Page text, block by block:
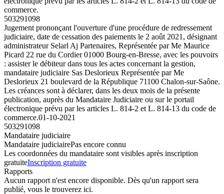
commerce.
503291098
Jugement prononçant l'ouverture d'une procédure de redressement
judiciaire, date de cessation des paiements le 2 août 2021, désignant
administrateur Selarl Aj Partenaires, Représentée par Me Maurice
Picard 22 rue du Cordier 01000 Bourg-en-Bresse, avec les pouvoirs
: assister le débiteur dans tous les actes concernant la gestion,
mandataire judiciaire Sas Deslorieux Représentée par Me
Deslorieux 21 boulevard de la République 71100 Chalon-sur-Saône.
Les créances sont à déclarer, dans les deux mois de la présente
publication, auprès du Mandataire Judiciaire ou sur le portail
électronique prévu par les articles L. 814-2 et L. 814-13 du code de
commerce.01-10-2021
503291098
Mandataire judiciaire
Mandataire judiciairePas encore connu
Les coordonnées du mandataire sont visibles après inscription
gratuiteInscription gratuite
Rapports
Aucun rapport n'est encore disponible. Dès qu'un rapport sera
publié, vous le trouverez ici.